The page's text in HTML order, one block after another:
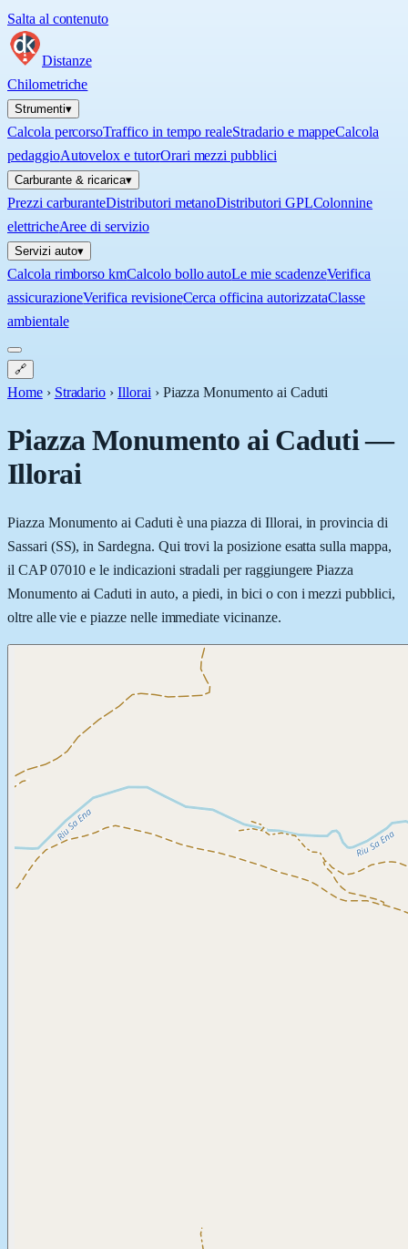
Salta al contenuto
Distanze
Chilometriche
Strumenti▾
Calcola percorsoTraffico in tempo realeStradario e mappeCalcola
pedaggioAutovelox e tutorOrari mezzi pubblici
Carburante & ricarica▾
Prezzi carburanteDistributori metanoDistributori GPLColonnine
elettricheAree di servizio
Servizi auto▾
Calcola rimborso kmCalcolo bollo autoLe mie scadenzeVerifica
assicurazioneVerifica revisioneCerca officina autorizzataClasse
ambientale
🔗
Home › Stradario › Illorai › Piazza Monumento ai Caduti
Piazza Monumento ai Caduti—
Illorai
Piazza Monumento ai Caduti è una piazza di Illorai, in provincia di
Sassari (SS), in Sardegna. Qui trovi la posizione esatta sulla mappa,
il CAP 07010 e le indicazioni stradali per raggiungere Piazza
Monumento ai Caduti in auto, a piedi, in bici o con i mezzi pubblici,
oltre alle vie e piazze nelle immediate vicinanze.